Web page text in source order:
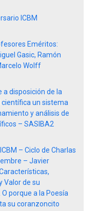
ICBM
Eméritos:
Gasic, Ramón
Wolff
a disposición de la
un sistema
y análisis de
– SASIBA2
– Ciclo de Charlas
– Javier
Valor de su
porque a la Poesía
su coranzoncito